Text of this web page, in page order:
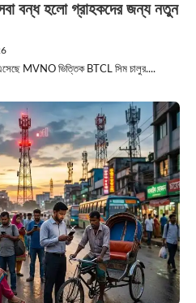
বন্ধ হলো গ্রাহকদের জন্য নতুন
এসেছে MVNO ভিত্তিক BTCL সিম চালুর....